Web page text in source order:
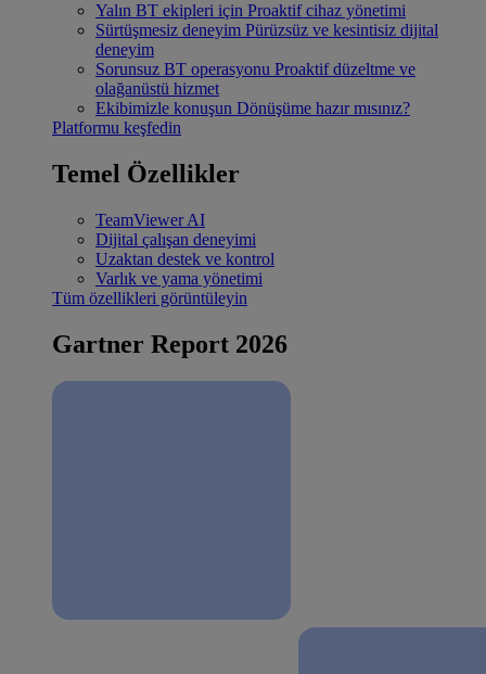
Yalın BT ekipleri için Proaktif cihaz yönetimi
Sürtüşmesiz deneyim Pürüzsüz ve kesintisiz dijital
deneyim
Sorunsuz BT operasyonu Proaktif düzeltme ve
olağanüstü hizmet
Ekibimizle konuşun Dönüşüme hazır mısınız?
Platformu keşfedin
Temel Özellikler
TeamViewer AI
Dijital çalışan deneyimi
Uzaktan destek ve kontrol
Varlık ve yama yönetimi
Tüm özellikleri görüntüleyin
Gartner Report 2026